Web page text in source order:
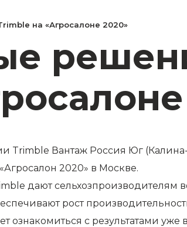
на «Агросалоне 2020»
Trimble Вантаж Россия Юг
2020» в Москве.
дают сельхозпроизводителям
рост
с результатами